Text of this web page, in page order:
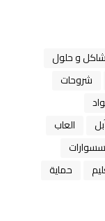
و حلول
شروحات
العاب
حماية